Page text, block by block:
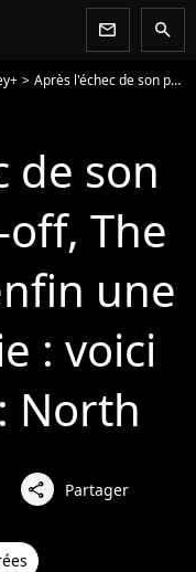
newsletter search
Après l'échec de son premier spin-off, The Rookie aura enfin une nouvelle série : voici The Rookie : North
de son
The
une
: voici
North
share Partager